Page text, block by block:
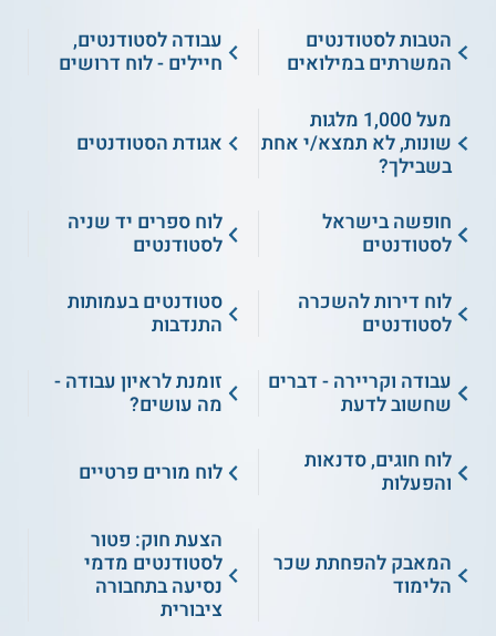
הטבות לסטודנטים
המשרתים במילואים
עבודה לסטודנטים,
חיילים - לוח דרושים
מעל 1,000 מלגות
שונות, לא תמצא/י אחת
בשבילך?
אגודת הסטודנטים
חופשה בישראל
לסטודנטים
לוח ספרים יד שניה
לסטודנטים
לוח דירות להשכרה
לסטודנטים
סטודנטים בעמותות
התנדבות
עבודה וקריירה - דברים
שחשוב לדעת
זומנת לראיון עבודה -
מה עושים?
לוח חוגים, סדנאות
והפעלות
לוח מורים פרטיים
המאבק להפחתת שכר
הלימוד
הצעת חוק: פטור
לסטודנטים מדמי
נסיעה בתחבורה
ציבורית